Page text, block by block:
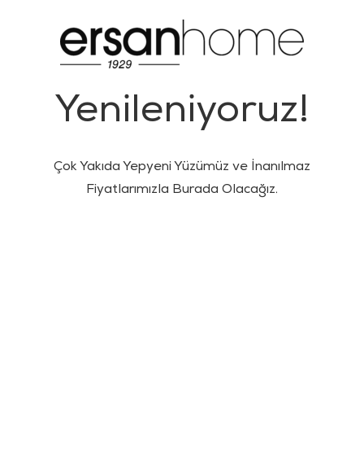
Yenileniyoruz!
Çok Yakıda Yepyeni Yüzümüz ve İnanılmaz
Fiyatlarımızla Burada Olacağız.